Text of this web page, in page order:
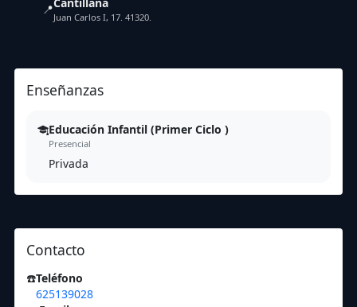
📍
Juan Carlos I, 17. 41320.
Enseñanzas
Educación Infantil (Primer Ciclo )
Presencial
Privada
Contacto
☎️Teléfono
625139028